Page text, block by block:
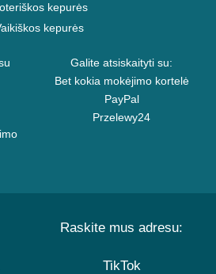
kepurės
kepurės
Galite atsiskaityti su:
Bet kokia mokėjimo kortelė
PayPal
Przelewy24
Raskite mus adresu:
TikTok